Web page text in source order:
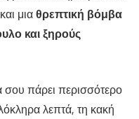
μιαθρεπτική βόμβα
και ξηρούς
σου πάρει περισσότερο
λεπτά, τη κακή